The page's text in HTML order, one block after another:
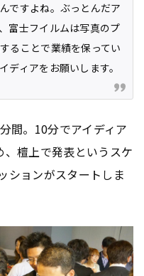
ですよね。ぶっとんだア
富士フイルムは写真のプ
ることで業績を保ってい
ディアをお願いします。
間。10分でアイディア
檀上で発表というスケ
ションがスタートしま